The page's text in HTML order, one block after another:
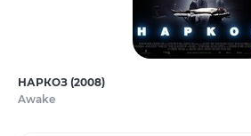
НАРКОЗ (2008)
Awake